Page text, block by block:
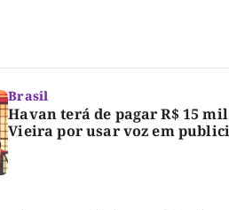
Brasil
Havan terá de pagar R$ 15
Vieira por usar voz em